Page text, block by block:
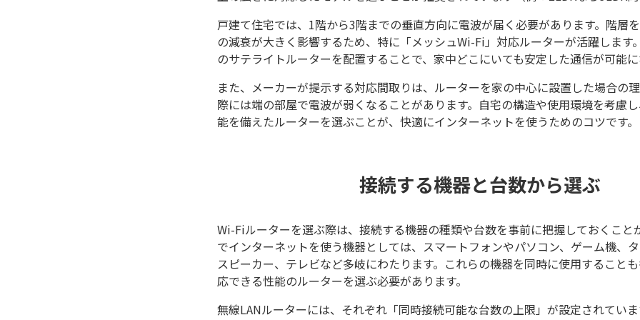
戸建て住宅では、1階から3階までの垂直方向に電波が届く必要があります。階層
の減衰が大きく影響するため、特に「メッシュWi-Fi」対応ルーターが活躍します
のサテライトルーターを配置することで、家中どこにいても安定した通信が可能
また、メーカーが提示する対応間取りは、ルーターを家の中心に設置した場合の
際には端の部屋で電波が弱くなることがあります。自宅の構造や使用環境を考慮
能を備えたルーターを選ぶことが、快適にインターネットを使うためのコツです。
接続する機器と台数から選ぶ
Wi-Fiルーターを選ぶ際は、接続する機器の種類や台数を事前に把握しておくこと
でインターネットを使う機器としては、スマートフォンやパソコン、ゲーム機、
スピーカー、テレビなど多岐にわたります。これらの機器を同時に使用すること
応できる性能のルーターを選ぶ必要があります。
無線LANルーターには、それぞれ「同時接続可能な台数の上限」が設定されてい